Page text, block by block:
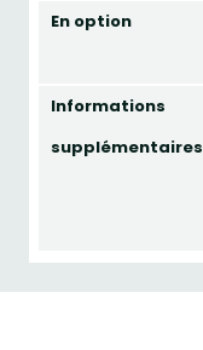
En option
Informations
supplémentaires